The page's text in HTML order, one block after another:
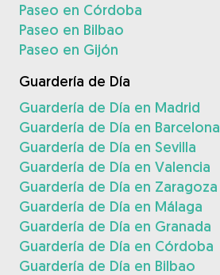
Paseo en Córdoba
Paseo en Bilbao
Paseo en Gijón
Guardería de Día
Guardería de Día en Madrid
Guardería de Día en Barcelona
Guardería de Día en Sevilla
Guardería de Día en Valencia
Guardería de Día en Zaragoza
Guardería de Día en Málaga
Guardería de Día en Granada
Guardería de Día en Córdoba
Guardería de Día en Bilbao